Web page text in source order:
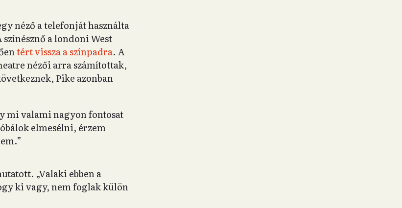
néző a telefonját használta
a londoni West
tért vissza a színpadra. A
nézői arra számítottak,
Pike azonban
mi valami nagyon fontosat
elmesélni, érzem
„Valaki ebben a
ki vagy, nem foglak külön